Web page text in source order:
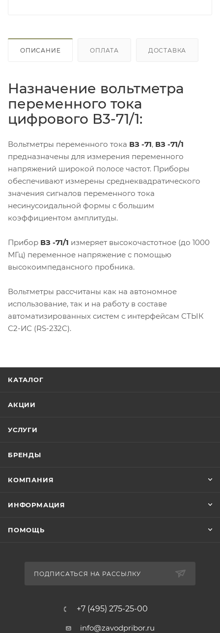
ОПИСАНИЕ ОПЛАТА ДОСТАВКА
Назначение вольтметра
переменного тока
цифрового В3-71/1:
Вольтметры переменного тока ВЗ -71, ВЗ -71/1
предназначены для измерения переменного
напряжений широкой полосе частот. Приборы
обеспечивают измерены среднеквадратического
значения сигналов переменного тока
несинусоидальной формы с большим
коэффициентом амплитуды.
Прибор ВЗ -71/1 измеряет высокочастотное (до 1000
МГц) переменное напряжение с помощью
высокоимпедансного пробника.
Вольтметры рассчитаны как на автономное
использование, так и на работу в составе
автоматизированных систем с интерфейсам СТЫК
С2-ИС (RS-232C).
КАТАЛОГ
АКЦИИ
УСЛУГИ
БРЕНДЫ
КОМПАНИЯ
ИНФОРМАЦИЯ
ПОМОЩЬ
ПОДПИСАТЬСЯ НА РАССЫЛКУ
+7 (495) 275-25-00
info@zavodpribor.ru